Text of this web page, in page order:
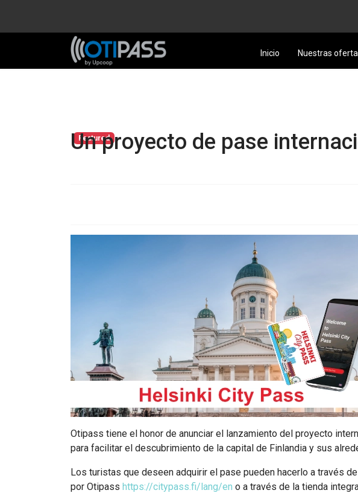
Inicio Nuestras
Featured
Un proyecto de pase
Otipass tiene el honor de anunciar el lanzamiento del proyecto
para facilitar el descubrimiento de la capital de Finlandia y sus
Los turistas que deseen adquirir el pase pueden hacerlo a través
por Otipass https://citypass.fi/lang/en o a través de la tienda